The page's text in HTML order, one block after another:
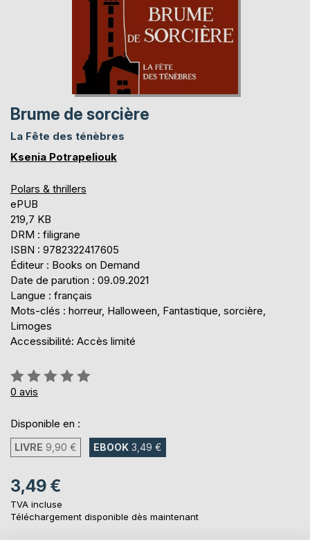
Brume de sorcière
La Fête des ténèbres
Ksenia Potrapeliouk
Polars & thrillers
ePUB
219,7 KB
DRM : filigrane
ISBN : 9782322417605
Éditeur : Books on Demand
Date de parution : 09.09.2021
Langue : français
Mots-clés : horreur, Halloween, Fantastique, sorcière,
Limoges
Accessibilité: Accès limité
Évaluation:
0%
0 avis
Disponible en :
LIVRE 9,90 € EBOOK 3,49 €
3,49 €
TVA incluse
Téléchargement disponible dès maintenant